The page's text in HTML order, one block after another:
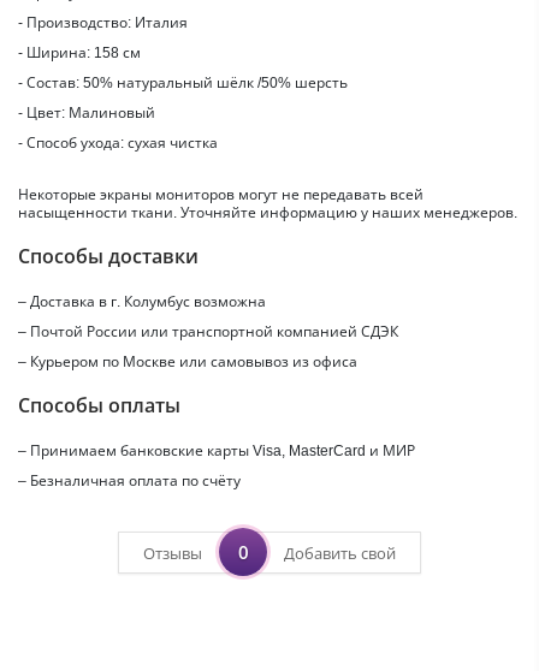
- Производство: Италия
- Ширина: 158 см
- Состав: 50% натуральный шёлк /50% шерсть
- Цвет: Малиновый
- Способ ухода: сухая чистка
Некоторые экраны мониторов могут не передавать всей
насыщенности ткани. Уточняйте информацию у наших менеджеров.
Способы доставки
– Доставка в г. Колумбус возможна
– Почтой России или транспортной компанией СДЭК
– Курьером по Москве или самовывоз из офиса
Способы оплаты
– Принимаем банковские карты Visa, MasterCard и МИР
– Безналичная оплата по счёту
Отзывы 0 Добавить свой